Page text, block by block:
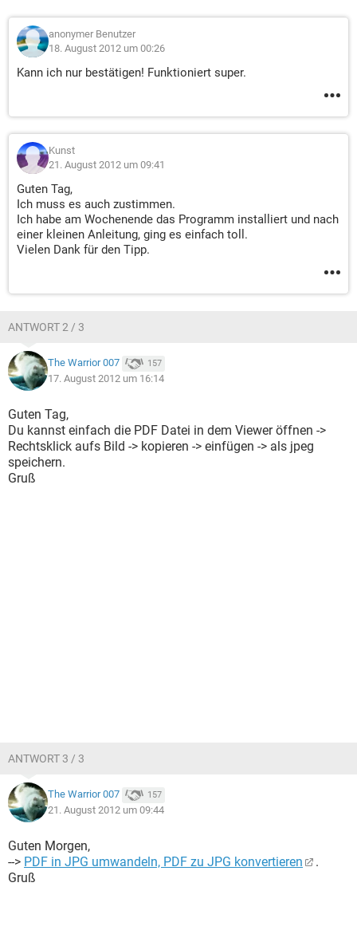
anonymer Benutzer
18. August 2012 um 00:26
Kann ich nur bestätigen! Funktioniert super.
Kunst
21. August 2012 um 09:41
Guten Tag,
Ich muss es auch zustimmen.
Ich habe am Wochenende das Programm installiert und nach
einer kleinen Anleitung, ging es einfach toll.
Vielen Dank für den Tipp.
ANTWORT 2 / 3
The Warrior 007 157
17. August 2012 um 16:14
Guten Tag,
Du kannst einfach die PDF Datei in dem Viewer öffnen ->
Rechtsklick aufs Bild -> kopieren -> einfügen -> als jpeg
speichern.
Gruß
ANTWORT 3 / 3
The Warrior 007 157
21. August 2012 um 09:44
Guten Morgen,
--> PDF in JPG umwandeln, PDF zu JPG konvertieren
.
Gruß